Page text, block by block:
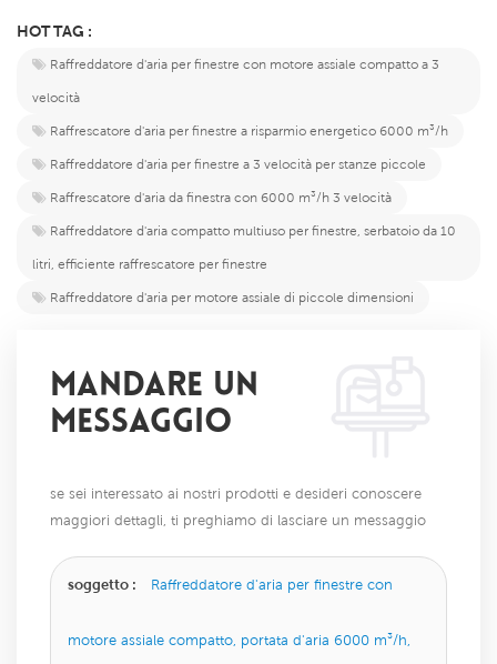
HOT TAG :
Raffreddatore d'aria per finestre con motore assiale compatto a 3
velocità
Raffrescatore d'aria per finestre a risparmio energetico 6000 m³/h
Raffreddatore d'aria per finestre a 3 velocità per stanze piccole
Raffrescatore d'aria da finestra con 6000 m³/h 3 velocità
Raffreddatore d'aria compatto multiuso per finestre, serbatoio da 10
litri, efficiente raffrescatore per finestre
Raffreddatore d'aria per motore assiale di piccole dimensioni
MANDARE UN
MESSAGGIO
se sei interessato ai nostri prodotti e desideri conoscere
maggiori dettagli, ti preghiamo di lasciare un messaggio
soggetto : Raffreddatore d'aria per finestre con
motore assiale compatto, portata d'aria 6000 m³/h,